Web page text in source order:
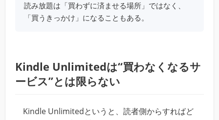
読み放題は「買わずに済ませる場所」ではなく、
「買うきっかけ」になることもある。
Kindle Unlimitedは“買わなくなるサ
ービス”とは限らない
Kindle Unlimitedというと、読者側からすればど